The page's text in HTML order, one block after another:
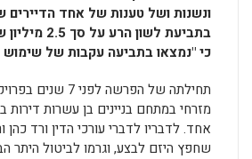
ונשנות ושל טענות של אחד
בתביעת
כי "נמצאו בתביעה עקבות של
מזרחי במתחם בניינים בן עשרות
אחד. לדבריו לדברי עורכי הדין ורד כהן
שחפץ היזם לבצע, וגרמו לביטול היתר